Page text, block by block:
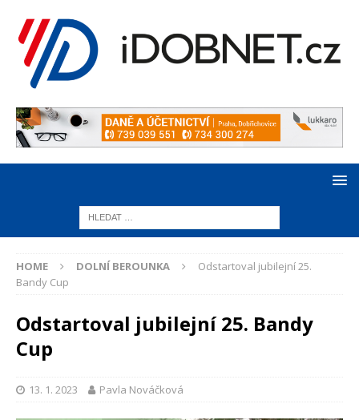
HOME DOLNÍ BEROUNKA
Odstartoval jubilejní 25.
Bandy Cup
Odstartoval jubilejní 25. Bandy
Cup
13. 1. 2023 Pavla Nováčková